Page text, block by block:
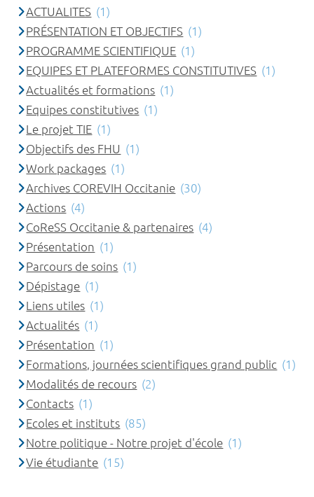
ACTUALITES (1)
PRÉSENTATION ET OBJECTIFS (1)
PROGRAMME SCIENTIFIQUE (1)
EQUIPES ET PLATEFORMES CONSTITUTIVES (1)
Actualités et formations (1)
Equipes constitutives (1)
Le projet TIE (1)
Objectifs des FHU (1)
Work packages (1)
Archives COREVIH Occitanie (30)
Actions (4)
CoReSS Occitanie & partenaires (4)
Présentation (1)
Parcours de soins (1)
Dépistage (1)
Liens utiles (1)
Actualités (1)
Présentation (1)
Formations, journées scientifiques grand public (1)
Modalités de recours (2)
Contacts (1)
Ecoles et instituts (85)
Notre politique - Notre projet d'école (1)
Vie étudiante (15)